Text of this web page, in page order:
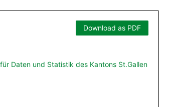
Download as PDF
Daten und Statistik des Kantons St.Gallen